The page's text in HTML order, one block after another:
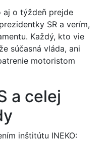
aj o týždeň prejde
SR a verím,
Každý, kto vie
súčasná vláda, ani
motoristom
a celej
inštitútu INEKO: